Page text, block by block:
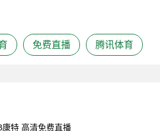
免费直播 腾讯体育
康特 高清免费直播